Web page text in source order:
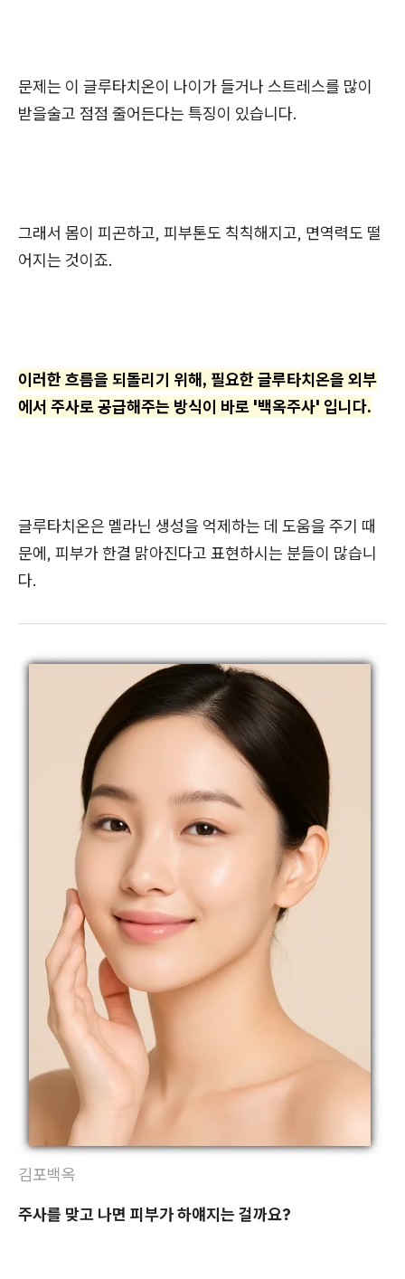
문제는 이 글루타치온이 나이가 들거나 스트레스를 많이
받을술고 점점 줄어든다는 특징이 있습니다.
그래서 몸이 피곤하고, 피부톤도 칙칙해지고, 면역력도 떨
어지는 것이죠.
이러한 흐름을 되돌리기 위해, 필요한 글루타치온을 외부
에서 주사로 공급해주는 방식이 바로 '백옥주사' 입니다.
글루타치온은 멜라닌 생성을 억제하는 데 도움을 주기 때
문에, 피부가 한결 맑아진다고 표현하시는 분들이 많습니
다.
김포백옥
주사를 맞고 나면 피부가 하얘지는 걸까요?